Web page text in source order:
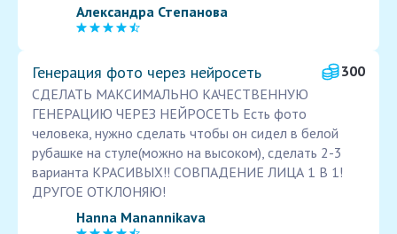
Александра Степанова
Генерация фото через нейросеть
300
СДЕЛАТЬ МАКСИМАЛЬНО КАЧЕСТВЕННУЮ
ГЕНЕРАЦИЮ ЧЕРЕЗ НЕЙРОСЕТЬ Есть фото
человека, нужно сделать чтобы он сидел в белой
рубашке на стуле(можно на высоком), сделать 2-3
варианта КРАСИВЫХ!! СОВПАДЕНИЕ ЛИЦА 1 В 1!
ДРУГОЕ ОТКЛОНЯЮ!
Hanna Manannikava